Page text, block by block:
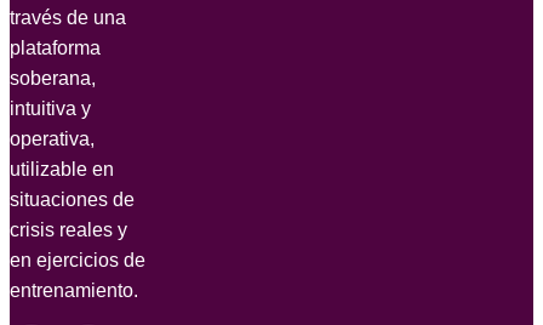
través de una
plataforma
soberana,
intuitiva y
operativa,
utilizable en
situaciones de
crisis reales y
en ejercicios de
entrenamiento.